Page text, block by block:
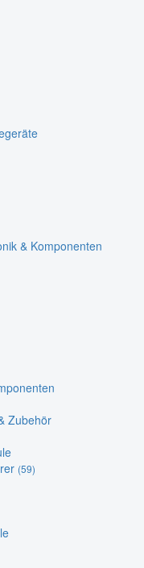
& Komponenten
Zubehör
(59)